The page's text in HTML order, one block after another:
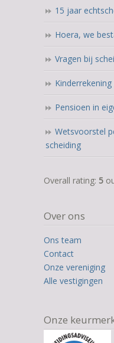
15 jaar
Hoera, we
Vragen bij
Pensioen in
Wetsvoorstel
scheiding
5,0
on
Overall rating: 5
Over ons
Ons team
Contact
Onze vereniging
Alle vestigingen
Onze